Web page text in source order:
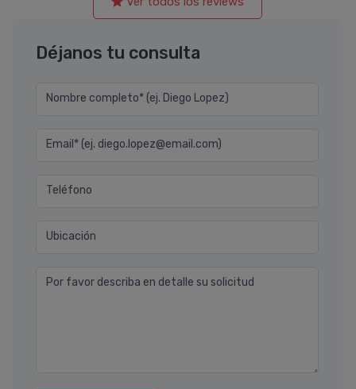
Déjanos tu consulta
Nombre completo* (ej. Diego Lopez)
Email* (ej. diego.lopez@email.com)
Teléfono
Ubicación
Por favor describa en detalle su solicitud